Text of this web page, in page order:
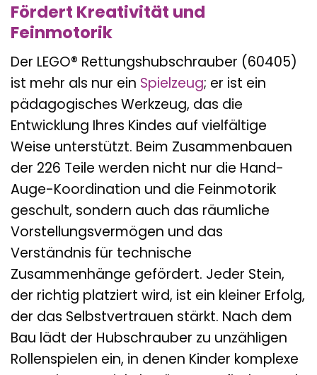
Fördert Kreativität und
Feinmotorik
Der LEGO® Rettungshubschrauber (60405)
ist mehr als nur ein Spielzeug; er ist ein
pädagogisches Werkzeug, das die
Entwicklung Ihres Kindes auf vielfältige
Weise unterstützt. Beim Zusammenbauen
der 226 Teile werden nicht nur die Hand-
Auge-Koordination und die Feinmotorik
geschult, sondern auch das räumliche
Vorstellungsvermögen und das
Verständnis für technische
Zusammenhänge gefördert. Jeder Stein,
der richtig platziert wird, ist ein kleiner Erfolg,
der das Selbstvertrauen stärkt. Nach dem
Bau lädt der Hubschrauber zu unzähligen
Rollenspielen ein, in denen Kinder komplexe